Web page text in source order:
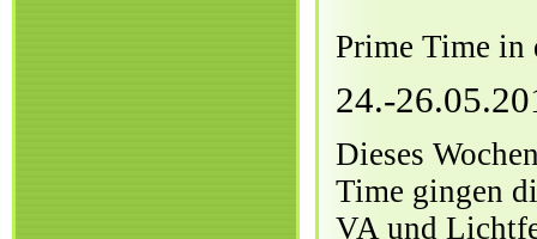
Prime Time in
24.-
Dieses
Time gingen
VA und